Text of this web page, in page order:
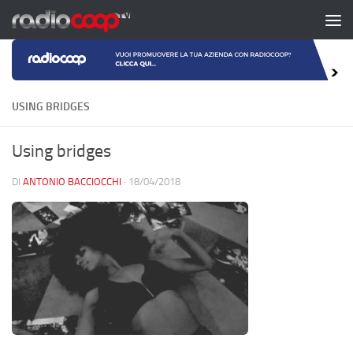
Salta al contenuto
USING BRIDGES
Using bridges
DI ANTONIO BACCIOCCHI · 18/04/2018